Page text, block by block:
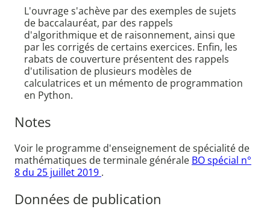
L'ouvrage s'achève par des exemples de sujets
de baccalauréat, par des rappels
d'algorithmique et de raisonnement, ainsi que
par les corrigés de certains exercices. Enfin, les
rabats de couverture présentent des rappels
d'utilisation de plusieurs modèles de
calculatrices et un mémento de programmation
en Python.
Notes
Voir le programme d'enseignement de spécialité de
mathématiques de terminale générale BO spécial n°
8 du 25 juillet 2019 .
Données de publication